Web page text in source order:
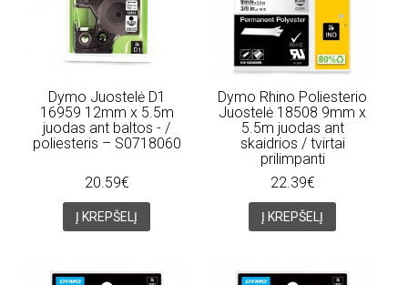
Dymo Juostelė D1
16959 12mm x 5.5m
juodas ant baltos - /
poliesteris – S0718060
20.59€
Į KREPŠELĮ
Dymo Rhino Poliesterio
Juostelė 18508 9mm x
5.5m juodas ant
skaidrios / tvirtai
prilimpanti
22.39€
Į KREPŠELĮ